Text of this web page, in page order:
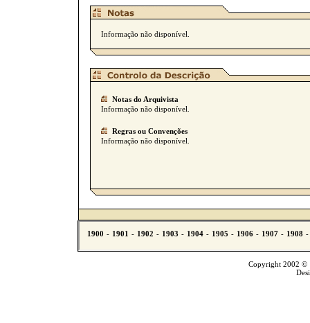
Informação não disponível.
Notas do Arquivista
Informação não disponível.
Regras ou Convenções
Informação não disponível.
Copyright 2002 ©